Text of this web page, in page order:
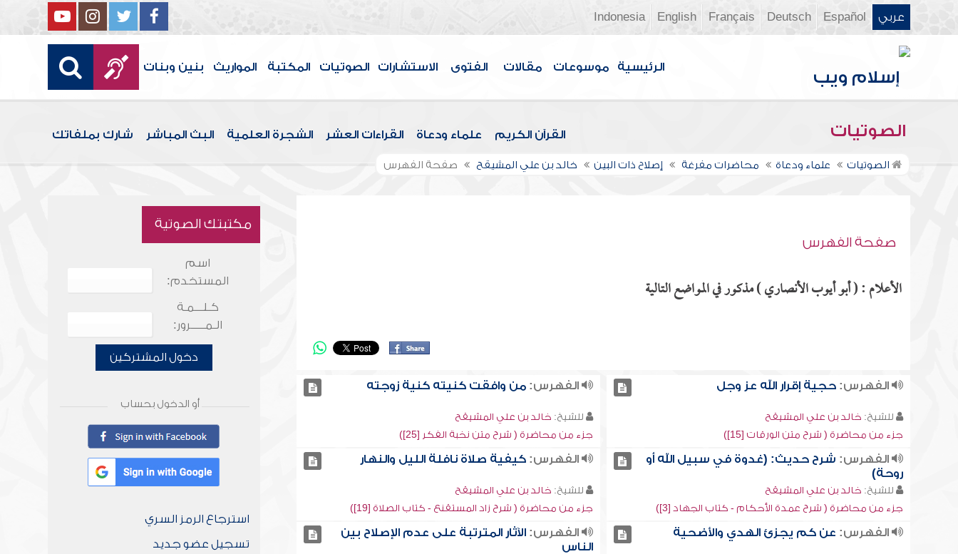
عربي Español
Deutsch
Français
English
Indonesia
الرئيسية موسوعات مقالات الفتوى الاستشارات الصوتيات المكتبة المواريث بنين وبنات
الصوتيات القرآن الكريم علماء ودعاة القراءات العشر الشجرة العلمية البث المباشر شارك بملفاتك
الصوتيات علماء ودعاة محاضرات مفرغة إصلاح ذات البين خالد بن علي المشيقح صفحة الفهرس
صفحة الفهرس
الأعلام : ( أبو أيوب الأنصاري ) مذكور في المواضع التالية
الفهرس:حجية إقرار الله عز وجل
للشيخ: خالد بن علي المشيقح
جزء من محاضرة ( شرح متن الورقات [15])
الفهرس: من وافقت كنيته كنية زوجته
للشيخ: خالد بن علي المشيقح
جزء من محاضرة ( شرح متن نخبة الفكر [25])
الفهرس: شرح حديث: (غدوة في سبيل الله أو
روحة)
للشيخ: خالد بن علي المشيقح
جزء من محاضرة ( شرح عمدة الأحكام - كتاب الجهاد [3])
الفهرس: كيفية صلاة نافلة الليل والنهار
للشيخ: خالد بن علي المشيقح
جزء من محاضرة ( شرح زاد المستقنع - كتاب الصلاة [19])
الفهرس: عن كم يجزئ الهدي والأضحية الفهرس: الآثار المترتبة على عدم الإصلاح بين
الناس
مكتبتك الصوتية
اسم
المستخدم:
كـلـــمـة
الـمـــــرور:
دخول المشتركين
أو الدخول بحساب
استرجاع الرمز السري
تسجيل عضو جديد